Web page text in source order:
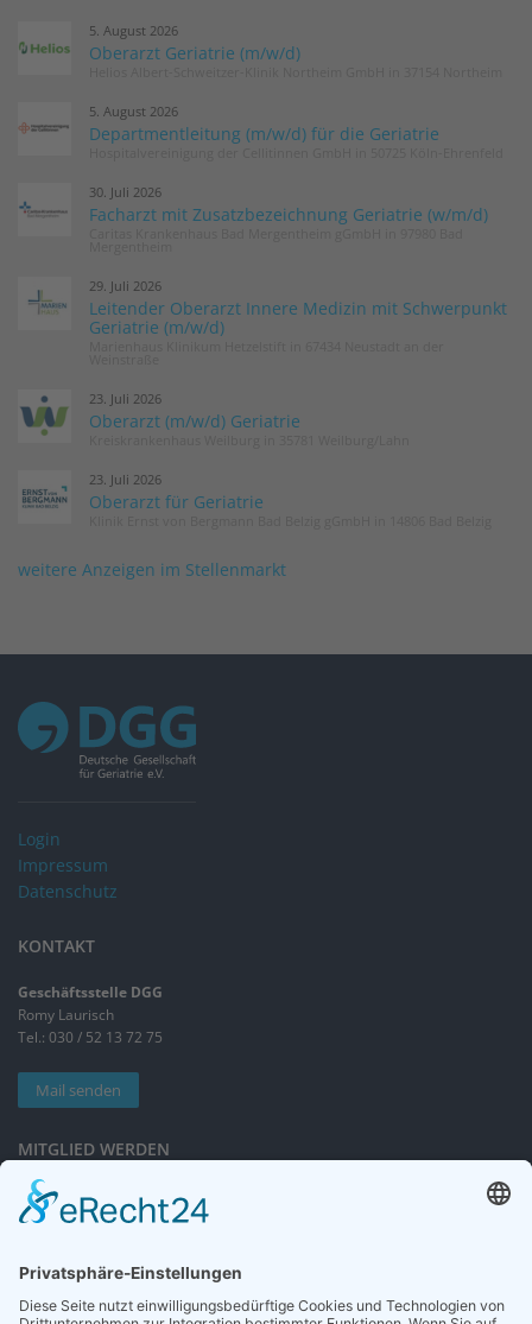
5. August 2026
Oberarzt Geriatrie (m/w/d)
5. August 2026
Departmentleitung (m/w/d) für die Geriatrie
30. Juli 2026
Facharzt mit Zusatzbezeichnung Geriatrie (w/m/d)
29. Juli 2026
Leitender Oberarzt Innere Medizin mit Schwerpunkt
Geriatrie (m/w/d)
23. Juli 2026
Oberarzt (m/w/d) Geriatrie
23. Juli 2026
Oberarzt für Geriatrie
weitere Anzeigen im Stellenmarkt
Login
Impressum
Datenschutz
KONTAKT
Geschäftsstelle DGG
Romy Laurisch
Tel.: 030 / 52 13 72 75
Mail senden
MITGLIED WERDEN
Sieben gute Gründe
für Ihre Mitgliedschaft